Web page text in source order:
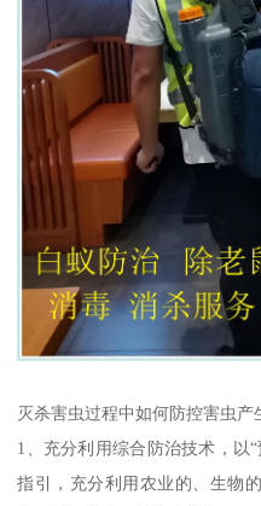
灭杀害虫过程中如何防控害虫产
1、充分利用综合防治技术，以
指引，充分利用农业的、生物